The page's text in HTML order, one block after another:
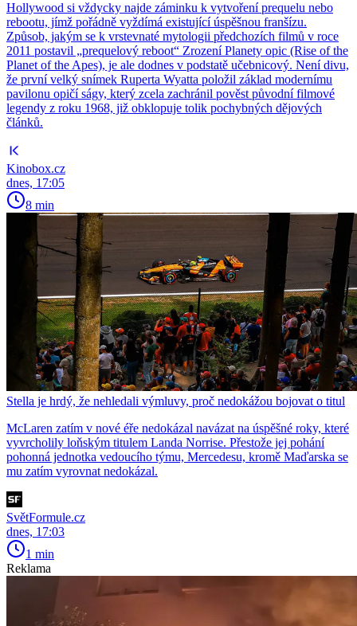
Hollywood si vždycky najde záminku k vytvoření prequelu nebo
rebootu, jímž pořádně vyždímá existující úspěšnou franšízu.
Způsob, jakým se k vrstevnaté mytologii předchozích filmů v roce
2011 postavil „prequelový reboot“ Zrození Planety opic (Rise of the
Planet of the Apes), je ale dodnes v podstatě učebnicový. Není divu,
že první velký snímek Ruperta Wyatta položil základ modernímu
pavilonu opičí ságy, který zcela zachránil pověst původní filmové
legendy z roku 1968, již obklopuje tolik pochybných dějových
článků.
Kinobox.cz
dnes, 17:05
8 min
Stella je hrdý, že nehledali výmluvy, proč nedokážou bojovat o titul
McLaren zatím v nové éře nedokázal navázat na úspěšné roky, které
vyvrcholily loňským titulem Landa Norrise. Přestože jej pohání
pohonná jednotka vedoucího týmu, Mercedesu, kromě Maďarska se
mu zatím vyrovnat nedokázal.
SvětFormule.cz
dnes, 17:03
1 min
Reklama